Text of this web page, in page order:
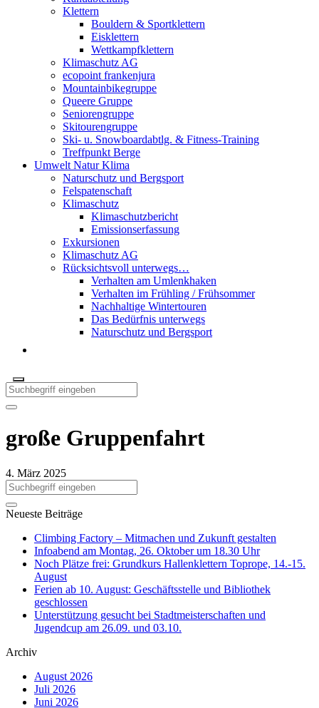
Klettern
Bouldern & Sportklettern
Eisklettern
Wettkampfklettern
Klimaschutz AG
ecopoint frankenjura
Mountainbikegruppe
Queere Gruppe
Seniorengruppe
Skitourengruppe
Ski- u. Snowboardabtlg. & Fitness-Training
Treffpunkt Berge
Umwelt Natur Klima
Naturschutz und Bergsport
Felspatenschaft
Klimaschutz
Klimaschutzbericht
Emissionserfassung
Exkursionen
Klimaschutz AG
Rücksichtsvoll unterwegs…
Verhalten am Umlenkhaken
Verhalten im Frühling / Frühsommer
Nachhaltige Wintertouren
Das Bedürfnis unterwegs
Naturschutz und Bergsport
große Gruppenfahrt
4. März 2025
Neueste Beiträge
Climbing Factory – Mitmachen und Zukunft gestalten
Infoabend am Montag, 26. Oktober um 18.30 Uhr
Noch Plätze frei: Grundkurs Hallenklettern Toprope, 14.-15.
August
Ferien ab 10. August: Geschäftsstelle und Bibliothek
geschlossen
Unterstützung gesucht bei Stadtmeisterschaften und
Jugendcup am 26.09. und 03.10.
Archiv
August 2026
Juli 2026
Juni 2026